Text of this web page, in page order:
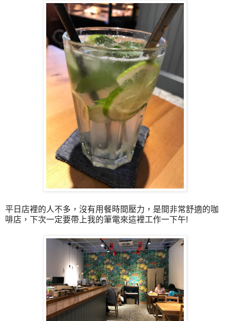
平日店裡的人不多，沒有用餐時間壓力，是間非常舒適的咖
啡店，下次一定要帶上我的筆電來這裡工作一下午!